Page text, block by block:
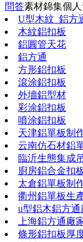
問答素材錦集個
U型木紋_鋁方
木紋鋁扣板
鋁圓管天花
鋁方通
方形鋁扣板
滾涂鋁扣板
外墻鋁型材
彩涂鋁扣板
噴涂鋁扣板
天津鋁單板制
云南仿石材鋁
臨沂生態集成
廚房鋁合金扣
太倉鋁單板制
衢州鋁單板生
u型鋁木鋁方通
上海鋁方通廠
條形鋁扣板厚